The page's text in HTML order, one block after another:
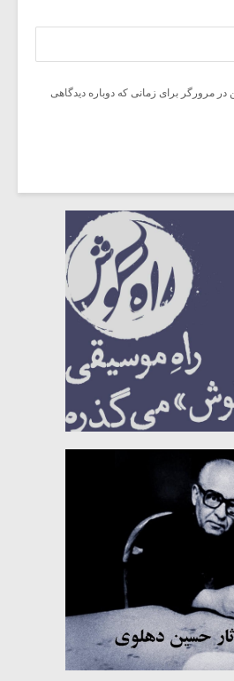
در مرورگر برای زمانی که دوباره دیدگاهی